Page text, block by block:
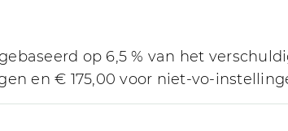
op 6,5 % van het
en € 175,00 voor niet-vo-